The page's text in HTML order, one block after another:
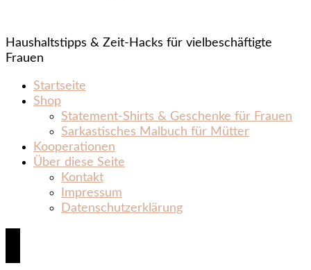
Haushaltstipps & Zeit‑Hacks für vielbeschäftigte
Frauen
Startseite
Shop
Statement‑Shirts & Geschenke für Frauen
Sarkastisches Malbuch für Mütter
Kooperationen
Über diese Seite
Kontakt
Impressum
Datenschutzerklärung